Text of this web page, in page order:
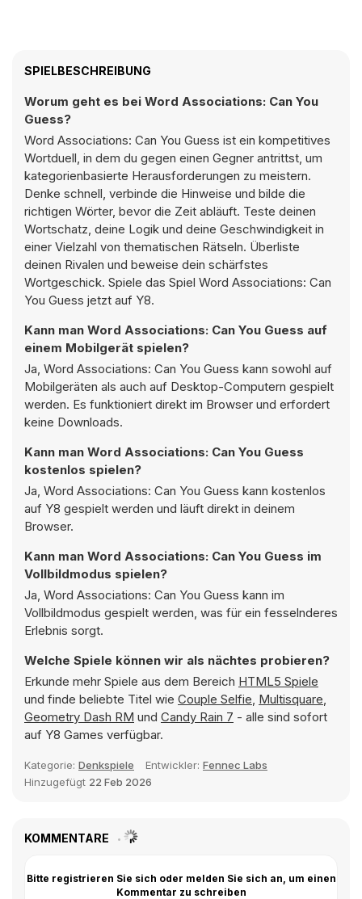
SPIELBESCHREIBUNG
Worum geht es bei Word Associations: Can You
Guess?
Word Associations: Can You Guess ist ein kompetitives
Wortduell, in dem du gegen einen Gegner antrittst, um
kategorienbasierte Herausforderungen zu meistern.
Denke schnell, verbinde die Hinweise und bilde die
richtigen Wörter, bevor die Zeit abläuft. Teste deinen
Wortschatz, deine Logik und deine Geschwindigkeit in
einer Vielzahl von thematischen Rätseln. Überliste
deinen Rivalen und beweise dein schärfstes
Wortgeschick. Spiele das Spiel Word Associations: Can
You Guess jetzt auf Y8.
Kann man Word Associations: Can You Guess auf
einem Mobilgerät spielen?
Ja, Word Associations: Can You Guess kann sowohl auf
Mobilgeräten als auch auf Desktop-Computern gespielt
werden. Es funktioniert direkt im Browser und erfordert
keine Downloads.
Kann man Word Associations: Can You Guess
kostenlos spielen?
Ja, Word Associations: Can You Guess kann kostenlos
auf Y8 gespielt werden und läuft direkt in deinem
Browser.
Kann man Word Associations: Can You Guess im
Vollbildmodus spielen?
Ja, Word Associations: Can You Guess kann im
Vollbildmodus gespielt werden, was für ein fesselnderes
Erlebnis sorgt.
Welche Spiele können wir als nächtes probieren?
Erkunde mehr Spiele aus dem Bereich HTML5 Spiele
und finde beliebte Titel wie Couple Selfie, Multisquare,
Geometry Dash RM und Candy Rain 7 - alle sind sofort
auf Y8 Games verfügbar.
Kategorie: Denkspiele Entwickler: Fennec Labs
Hinzugefügt 22 Feb 2026
KOMMENTARE
Bitte registrieren Sie sich oder melden Sie sich an, um einen
Kommentar zu schreiben